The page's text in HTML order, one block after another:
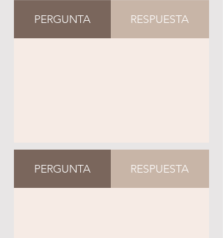
PERGUNTA RESPUESTA
PERGUNTA RESPUESTA